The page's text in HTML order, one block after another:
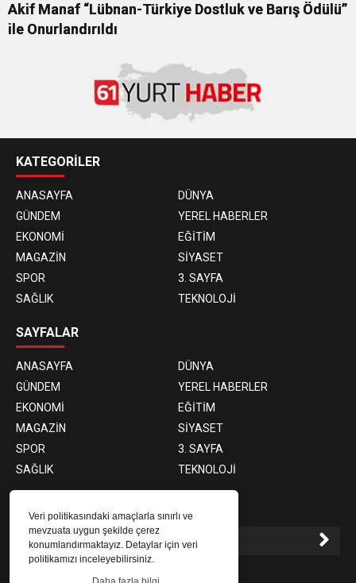
Veri politikasındaki amaçlarla sınırlı ve
mevzuata uygun şekilde çerez
konumlandırmaktayız. Detaylar için veri
politikamızı inceleyebilirsiniz.
Akif Manaf “Lübnan-Türkiye Dostluk ve Barış Ödülü”
ile Onurlandırıldı
KATEGORİLER
ANASAYFA
DÜNYA
GÜNDEM
YEREL HABERLER
EKONOMİ
EĞİTİM
MAGAZİN
SİYASET
SPOR
3. SAYFA
SAĞLIK
TEKNOLOJİ
SAYFALAR
ANASAYFA
DÜNYA
GÜNDEM
YEREL HABERLER
EKONOMİ
EĞİTİM
MAGAZİN
SİYASET
SPOR
3. SAYFA
SAĞLIK
TEKNOLOJİ